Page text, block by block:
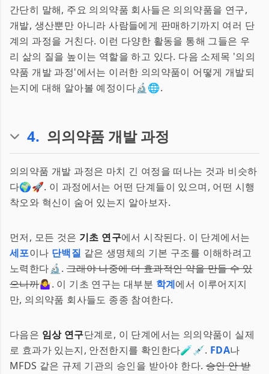
간단히 말해, 주요 의의약품 회사들은 의의약품을 연구,
개발, 생산뿐만 아니라 사람들에게 판매하기까지 여러 단
계의 과정을 거친다. 이런 다양한 활동을 통해 그들은 우
리 삶의 질을 높이는 역할을 하고 있다. 다음 소제목 '의의
약품 개발 과정'에서는 이러한 의의약품이 어떻게 개발되
는지에 대해 알아볼 예정이다🔬🌐.
4. 의의약품 개발 과정
의의약품 개발 과정은 마치 긴 여정을 떠나는 것과 비슷하
다🌍🚀. 이 과정에서는 어떤 단계들이 있으며, 어떤 시행
착오와 혁신이 숨어 있는지 알아보자.
먼저, 모든 것은 기초 연구에서 시작된다. 이 단계에서는
세포이나 단백질 같은 생명체의 기본 구조를 이해하려고
노력한다🔬.그래야 나중에 더 효과적인 약을 만들 수 있
으니까🤷‍♀️. 이 기초 연구는 대부분 학계에서 이루어지지
만, 의의약품 회사들도 종종 참여한다.
다음은 임상 연구단계로, 이 단계에서는 의의약품이 실제
로 효과가 있는지, 안전한지를 확인한다🧪💉. FDA나
MFDS 같은 규제 기관의 승인을 받아야 한다.승인 안 받